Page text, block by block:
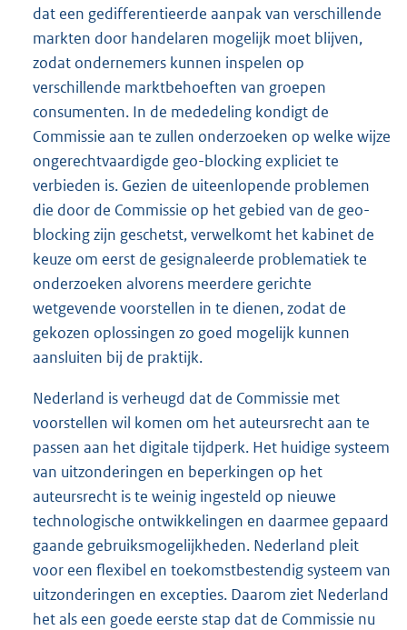
dat een gedifferentieerde aanpak van verschillende
markten door handelaren mogelijk moet blijven,
zodat ondernemers kunnen inspelen op
verschillende marktbehoeften van groepen
consumenten. In de mededeling kondigt de
Commissie aan te zullen onderzoeken op welke wijze
ongerechtvaardigde geo-blocking expliciet te
verbieden is. Gezien de uiteenlopende problemen
die door de Commissie op het gebied van de geo-
blocking zijn geschetst, verwelkomt het kabinet de
keuze om eerst de gesignaleerde problematiek te
onderzoeken alvorens meerdere gerichte
wetgevende voorstellen in te dienen, zodat de
gekozen oplossingen zo goed mogelijk kunnen
aansluiten bij de praktijk.
Nederland is verheugd dat de Commissie met
voorstellen wil komen om het auteursrecht aan te
passen aan het digitale tijdperk. Het huidige systeem
van uitzonderingen en beperkingen op het
auteursrecht is te weinig ingesteld op nieuwe
technologische ontwikkelingen en daarmee gepaard
gaande gebruiksmogelijkheden. Nederland pleit
voor een flexibel en toekomstbestendig systeem van
uitzonderingen en excepties. Daarom ziet Nederland
het als een goede eerste stap dat de Commissie nu